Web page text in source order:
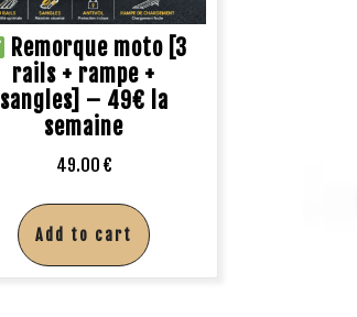
Remorque moto [3
rails + rampe +
sangles] – 49€ la
semaine
49.00 €
Add to cart